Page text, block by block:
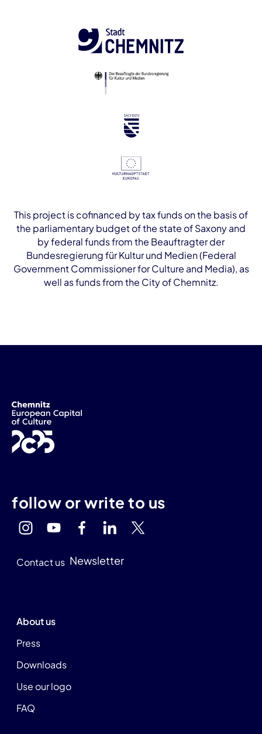
This project is cofinanced by tax funds on the basis of
the parliamentary budget of the state of Saxony and
by federal funds from the Beauftragter der
Bundesregierung für Kultur und Medien (Federal
Government Commissioner for Culture and Media), as
well as funds from the City of Chemnitz.
follow or write to us
Contact us Newsletter
About us
Press
Downloads
Use our logo
FAQ